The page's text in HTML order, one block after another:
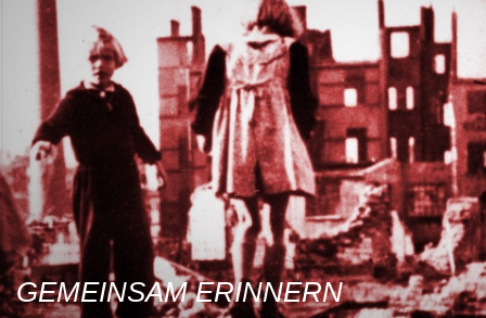
GEMEINSAM ERINNERN